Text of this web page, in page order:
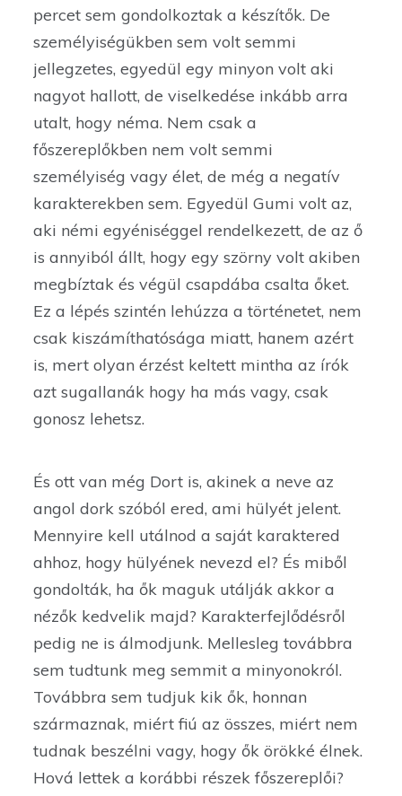
percet sem gondolkoztak a készítők. De
személyiségükben sem volt semmi
jellegzetes, egyedül egy minyon volt aki
nagyot hallott, de viselkedése inkább arra
utalt, hogy néma. Nem csak a
főszereplőkben nem volt semmi
személyiség vagy élet, de még a negatív
karakterekben sem. Egyedül Gumi volt az,
aki némi egyéniséggel rendelkezett, de az ő
is annyiból állt, hogy egy szörny volt akiben
megbíztak és végül csapdába csalta őket.
Ez a lépés szintén lehúzza a történetet, nem
csak kiszámíthatósága miatt, hanem azért
is, mert olyan érzést keltett mintha az írók
azt sugallanák hogy ha más vagy, csak
gonosz lehetsz.
És ott van még Dort is, akinek a neve az
angol dork szóból ered, ami hülyét jelent.
Mennyire kell utálnod a saját karaktered
ahhoz, hogy hülyének nevezd el? És miből
gondolták, ha ők maguk utálják akkor a
nézők kedvelik majd? Karakterfejlődésről
pedig ne is álmodjunk. Mellesleg továbbra
sem tudtunk meg semmit a minyonokról.
Továbbra sem tudjuk kik ők, honnan
származnak, miért fiú az összes, miért nem
tudnak beszélni vagy, hogy ők örökké élnek.
Hová lettek a korábbi részek főszereplői?